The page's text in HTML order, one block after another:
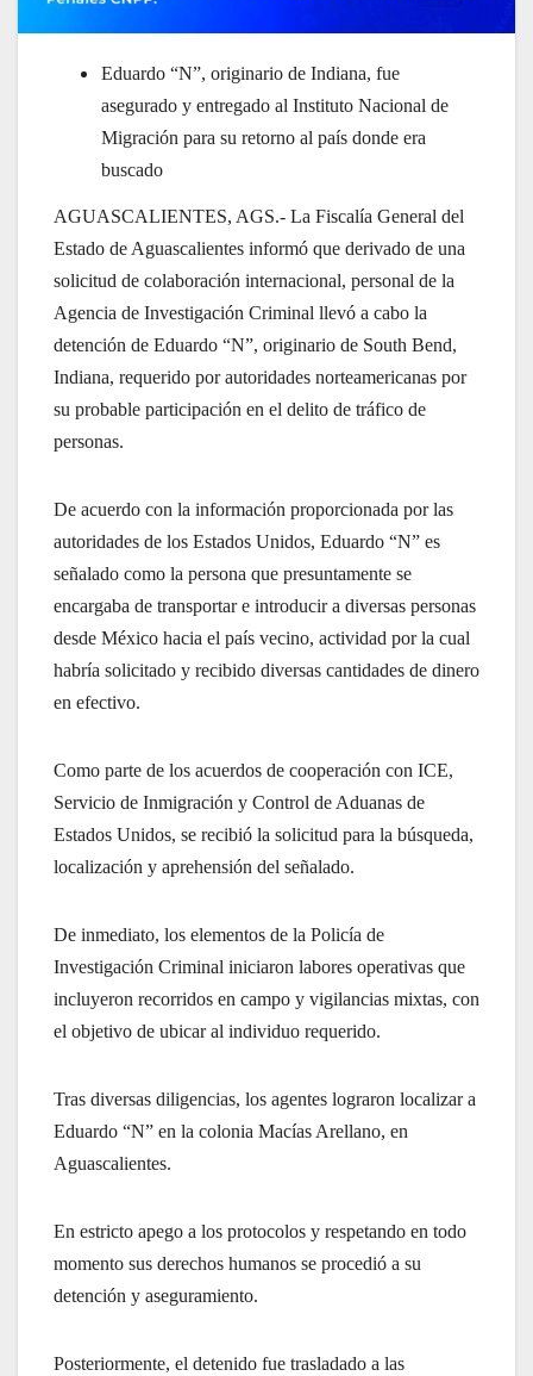
Eduardo “N”, originario de Indiana, fue
asegurado y entregado al Instituto Nacional de
Migración para su retorno al país donde era
buscado
AGUASCALIENTES, AGS.- La Fiscalía General del
Estado de Aguascalientes informó que derivado de una
solicitud de colaboración internacional, personal de la
Agencia de Investigación Criminal llevó a cabo la
detención de Eduardo “N”, originario de South Bend,
Indiana, requerido por autoridades norteamericanas por
su probable participación en el delito de tráfico de
personas.
De acuerdo con la información proporcionada por las
autoridades de los Estados Unidos, Eduardo “N” es
señalado como la persona que presuntamente se
encargaba de transportar e introducir a diversas personas
desde México hacia el país vecino, actividad por la cual
habría solicitado y recibido diversas cantidades de dinero
en efectivo.
Como parte de los acuerdos de cooperación con ICE,
Servicio de Inmigración y Control de Aduanas de
Estados Unidos, se recibió la solicitud para la búsqueda,
localización y aprehensión del señalado.
De inmediato, los elementos de la Policía de
Investigación Criminal iniciaron labores operativas que
incluyeron recorridos en campo y vigilancias mixtas, con
el objetivo de ubicar al individuo requerido.
Tras diversas diligencias, los agentes lograron localizar a
Eduardo “N” en la colonia Macías Arellano, en
Aguascalientes.
En estricto apego a los protocolos y respetando en todo
momento sus derechos humanos se procedió a su
detención y aseguramiento.
Posteriormente, el detenido fue trasladado a las